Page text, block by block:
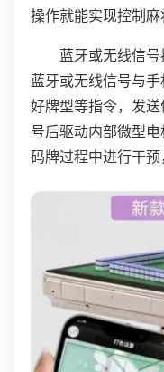
操作就能实现控制麻
蓝牙或无线信
蓝牙或无线信号与
好牌型等指令，发
号后驱动内部微型电
码牌过程中进行干预